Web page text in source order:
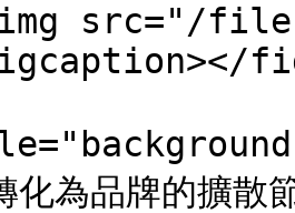
src="/files/
化為品牌的擴散